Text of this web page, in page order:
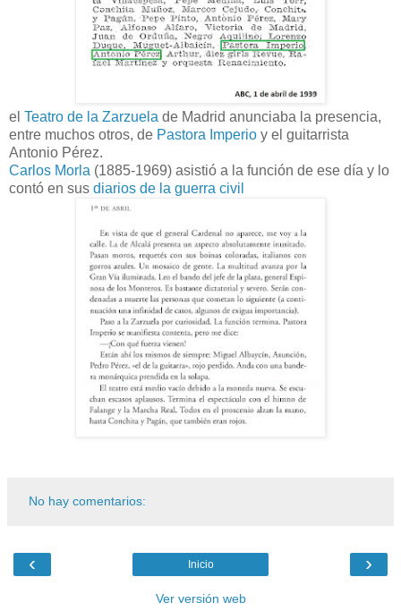
el Teatro de la Zarzuela de Madrid anunciaba la presencia,
entre muchos otros, de Pastora Imperio y el guitarrista
Antonio Pérez.
Carlos Morla (1885-1969) asistió a la función de ese día y lo
contó en sus diarios de la guerra civil
No hay comentarios:
‹ ›
Inicio
Ver versión web